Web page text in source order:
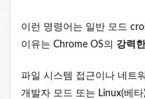
이런 명령어는 일반 모드
이유는 Chrome OS의 강력
파일 시스템 접근이나 네트
개발자 모드 또는 Linux(베